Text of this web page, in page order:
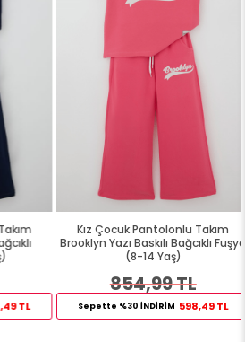
TL
Kız Çocuk Pantolonlu Takım
Brooklyn Yazı Baskılı Bağcıklı Fuşya
(8-14 Yaş)
854,99 TL
Sepette %30 İNDİRİM 598,49 TL